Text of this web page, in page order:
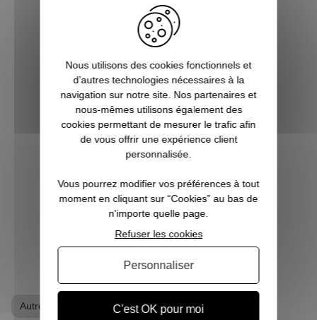
5 bonnes raisons de choisir
Pause Canap
Vous êtes accro aux séries télé ? Toujours
à l’affût de la sortie du prochain film de
super-héros ? Les jeux vidéo ne sont pas
véritable passion ? Alors vous êtes, ici, sur
Pause Canap, à l’endro...
VOIR L'ARTICLE
Autres Porte clés
Nous utilisons des cookies fonctionnels et
d’autres technologies nécessaires à la
navigation sur notre site. Nos partenaires et
nous-mêmes utilisons également des
cookies permettant de mesurer le trafic afin
de vous offrir une expérience client
personnalisée.
Vous pourrez modifier vos préférences à tout
moment en cliquant sur “Cookies” au bas de
n'importe quelle page.
C'est OK pour moi
Refuser les cookies
Personnaliser